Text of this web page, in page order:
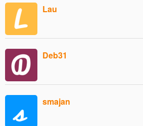
Lau
Deb31
smajan